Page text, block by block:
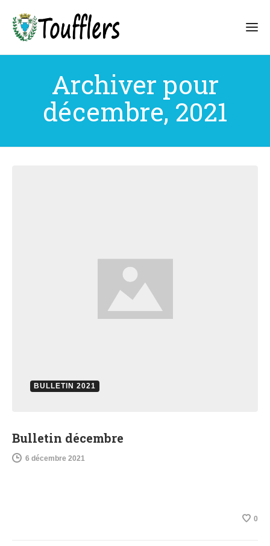
Archiver pour
décembre, 2021
BULLETIN 2021
Bulletin décembre
6 décembre 2021
0